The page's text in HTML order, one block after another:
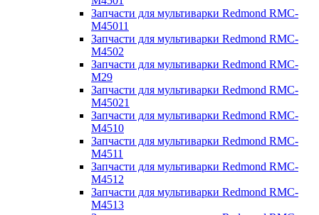
Запчасти для мультиварки Redmond RMC-
M45011
Запчасти для мультиварки Redmond RMC-
M4502
Запчасти для мультиварки Redmond RMC-
M29
Запчасти для мультиварки Redmond RMC-
M45021
Запчасти для мультиварки Redmond RMC-
M4510
Запчасти для мультиварки Redmond RMC-
M4511
Запчасти для мультиварки Redmond RMC-
M4512
Запчасти для мультиварки Redmond RMC-
M4513